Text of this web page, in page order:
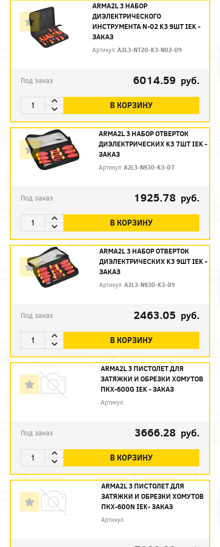
ARMA2L 3 НАБОР
ДИЭЛЕКТРИЧЕСКОГО
ИНСТРУМЕНТА N-02 K3 9ШТ IEK -
ЗАКАЗ
Артикул:A2L3-NT20-K3-N02-09
Под заказ 6014.59 руб.
В КОРЗИНУ
ARMA2L 3 НАБОР ОТВЕРТОК
ДИЭЛЕКТРИЧЕСКИХ K3 7ШТ IEK -
ЗАКАЗ
Артикул:A2L3-NS30-K3-07
Под заказ 1925.78 руб.
В КОРЗИНУ
ARMA2L 3 НАБОР ОТВЕРТОК
ДИЭЛЕКТРИЧЕСКИХ K3 9ШТ IEK -
ЗАКАЗ
Артикул:A2L3-NS30-K3-09
Под заказ 2463.05 руб.
В КОРЗИНУ
ARMA2L 3 ПИСТОЛЕТ ДЛЯ
ЗАТЯЖКИ И ОБРЕЗКИ ХОМУТОВ
ПКХ-600G IEK - ЗАКАЗ
Артикул:
Под заказ 3666.28 руб.
В КОРЗИНУ
ARMA2L 3 ПИСТОЛЕТ ДЛЯ
ЗАТЯЖКИ И ОБРЕЗКИ ХОМУТОВ
ПКХ-600N IEK- ЗАКАЗ
Артикул: